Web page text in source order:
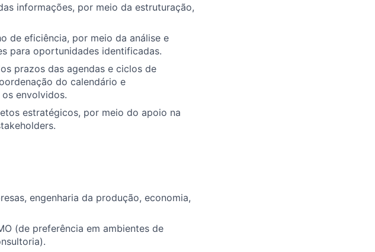
informações, por meio da estruturação,
de eficiência, por meio da análise e
para oportunidades identificadas.
prazos das agendas e ciclos de
do calendário e
envolvidos.
estratégicos, por meio do apoio na
engenharia da produção, economia,
(de preferência em ambientes de